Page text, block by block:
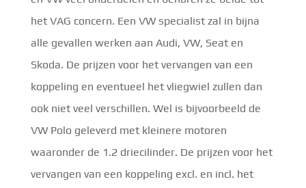
het VAG concern. Een VW specialist zal in bijna
alle gevallen werken aan Audi, VW, Seat en
Skoda. De prijzen voor het vervangen van een
koppeling en eventueel het vliegwiel zullen dan
ook niet veel verschillen. Wel is bijvoorbeeld de
VW Polo geleverd met kleinere motoren
waaronder de 1.2 driecilinder. De prijzen voor het
vervangen van een koppeling excl. en incl. het